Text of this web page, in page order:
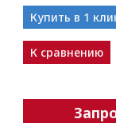
Купить в 1
К сравнению